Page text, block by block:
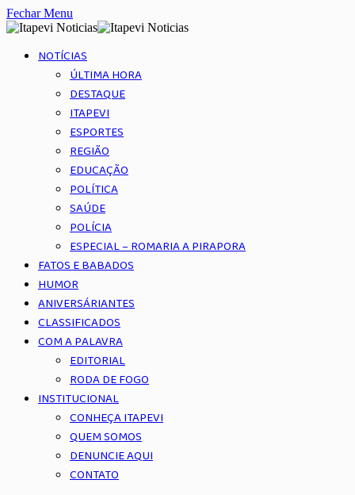
Fechar Menu
NOTÍCIAS
ÚLTIMA HORA
DESTAQUE
ITAPEVI
ESPORTES
REGIÃO
EDUCAÇÃO
POLÍTICA
SAÚDE
POLÍCIA
ESPECIAL – ROMARIA A PIRAPORA
FATOS E BABADOS
HUMOR
ANIVERSÁRIANTES
CLASSIFICADOS
COM A PALAVRA
EDITORIAL
RODA DE FOGO
INSTITUCIONAL
CONHEÇA ITAPEVI
QUEM SOMOS
DENUNCIE AQUI
CONTATO